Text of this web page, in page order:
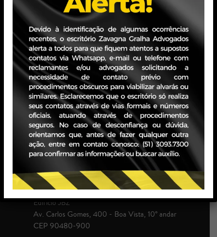
assessorando clientes em questões tributárias
estratégicas.
Anteriormente, integrou equipes tributárias de
escritórios renomados no
Rio Grande do Sul e em São Paulo, acumulando ampla
experiência na
defesa de interesses em todas as instâncias
administrativas e judiciais.
PORTO ALEGRE - RS
Edifício JBZ
Av. Carlos Gomes, 400 - Boa Vista, 10° andar
CEP 90480-900